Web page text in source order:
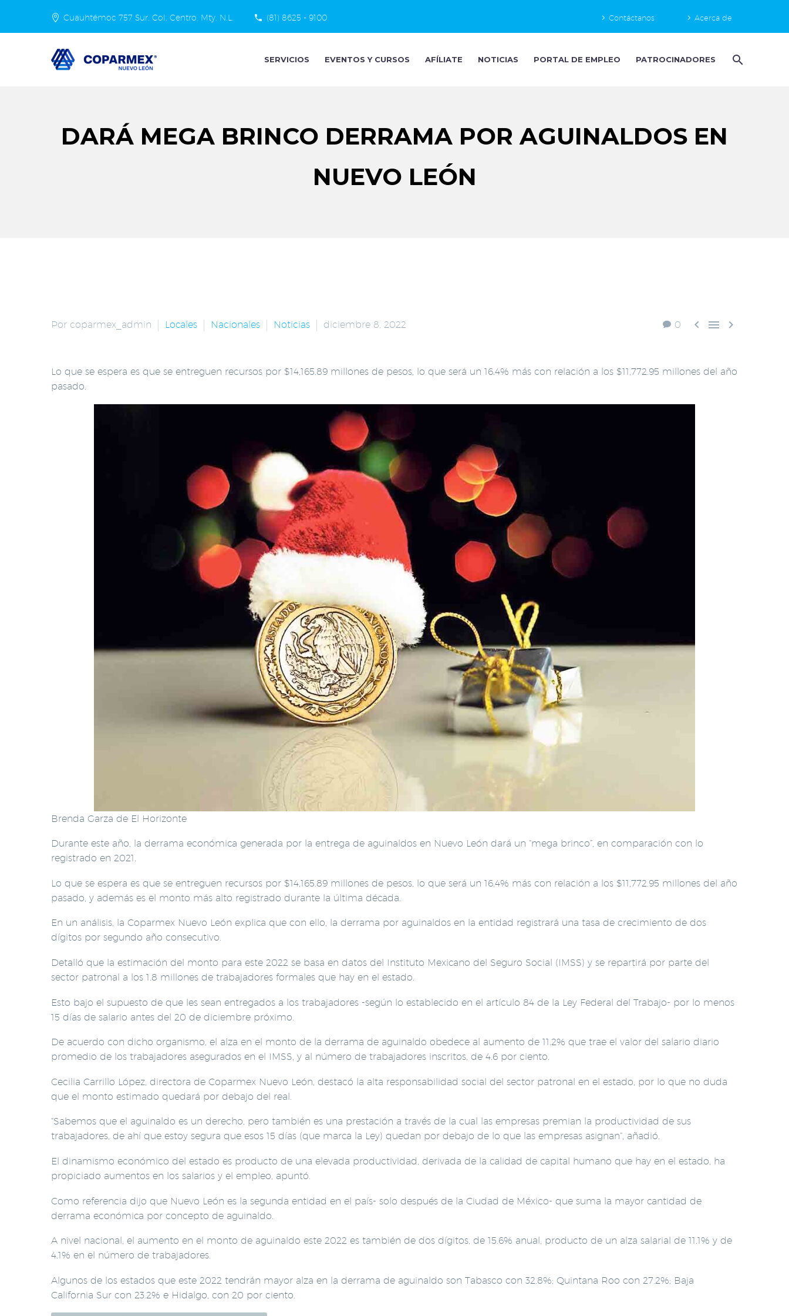
Cuauhtémoc 757 Sur. Col. Centro, Mty. N.L. (81) 8625 - 9100 Contáctanos Acerca de
SERVICIOS EVENTOS Y CURSOS AFÍLIATE NOTICIAS PORTAL DE EMPLEO PATROCINADORES
DARÁ MEGA BRINCO DERRAMA POR AGUINALDOS EN
NUEVO LEÓN
0   
Por coparmex_admin Locales Nacionales Noticias diciembre 8, 2022
Lo que se espera es que se entreguen recursos por $14,165.89 millones de pesos, lo que será un 16.4% más con relación a los $11,772.95 millones del año
pasado.
Brenda Garza de El Horizonte
Durante este año, la derrama económica generada por la entrega de aguinaldos en Nuevo León dará un “mega brinco”, en comparación con lo
registrado en 2021.
Lo que se espera es que se entreguen recursos por $14,165.89 millones de pesos, lo que será un 16.4% más con relación a los $11,772.95 millones del año
pasado, y además es el monto más alto registrado durante la última década.
En un análisis, la Coparmex Nuevo León explica que con ello, la derrama por aguinaldos en la entidad registrará una tasa de crecimiento de dos
dígitos por segundo año consecutivo.
Detalló que la estimación del monto para este 2022 se basa en datos del Instituto Mexicano del Seguro Social (IMSS) y se repartirá por parte del
sector patronal a los 1.8 millones de trabajadores formales que hay en el estado.
Esto bajo el supuesto de que les sean entregados a los trabajadores -según lo establecido en el artículo 84 de la Ley Federal del Trabajo- por lo menos
15 días de salario antes del 20 de diciembre próximo.
De acuerdo con dicho organismo, el alza en el monto de la derrama de aguinaldo obedece al aumento de 11.2% que trae el valor del salario diario
promedio de los trabajadores asegurados en el IMSS, y al número de trabajadores inscritos, de 4.6 por ciento.
Cecilia Carrillo López, directora de Coparmex Nuevo León, destacó la alta responsabilidad social del sector patronal en el estado, por lo que no duda
que el monto estimado quedará por debajo del real.
“Sabemos que el aguinaldo es un derecho, pero también es una prestación a través de la cual las empresas premian la productividad de sus
trabajadores, de ahí que estoy segura que esos 15 días (que marca la Ley) quedan por debajo de lo que las empresas asignan”, añadió.
El dinamismo económico del estado es producto de una elevada productividad, derivada de la calidad de capital humano que hay en el estado, ha
propiciado aumentos en los salarios y el empleo, apuntó.
Como referencia dijo que Nuevo León es la segunda entidad en el país- solo después de la Ciudad de México- que suma la mayor cantidad de
derrama económica por concepto de aguinaldo.
A nivel nacional, el aumento en el monto de aguinaldo este 2022 es también de dos dígitos, de 15.6% anual, producto de un alza salarial de 11.1% y de
4.1% en el número de trabajadores.
Algunos de los estados que este 2022 tendrán mayor alza en la derrama de aguinaldo son Tabasco con 32.8%; Quintana Roo con 27.2%; Baja
California Sur con 23.2% e Hidalgo, con 20 por ciento.